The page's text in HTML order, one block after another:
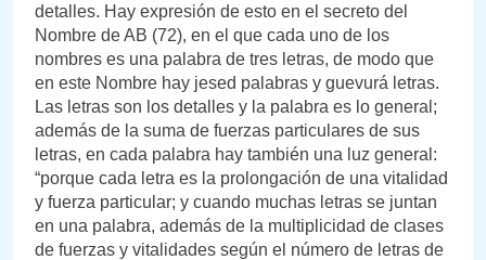
detalles. Hay expresión de esto en el secreto del
Nombre de AB (72), en el que cada uno de los
nombres es una palabra de tres letras, de modo que
en este Nombre hay jesed palabras y guevurá letras.
Las letras son los detalles y la palabra es lo general;
además de la suma de fuerzas particulares de sus
letras, en cada palabra hay también una luz general:
“porque cada letra es la prolongación de una vitalidad
y fuerza particular; y cuando muchas letras se juntan
en una palabra, además de la multiplicidad de clases
de fuerzas y vitalidades según el número de letras de